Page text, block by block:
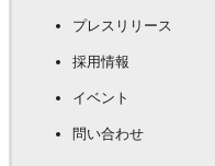
プレスリリース
採用情報
イベント
問い合わせ